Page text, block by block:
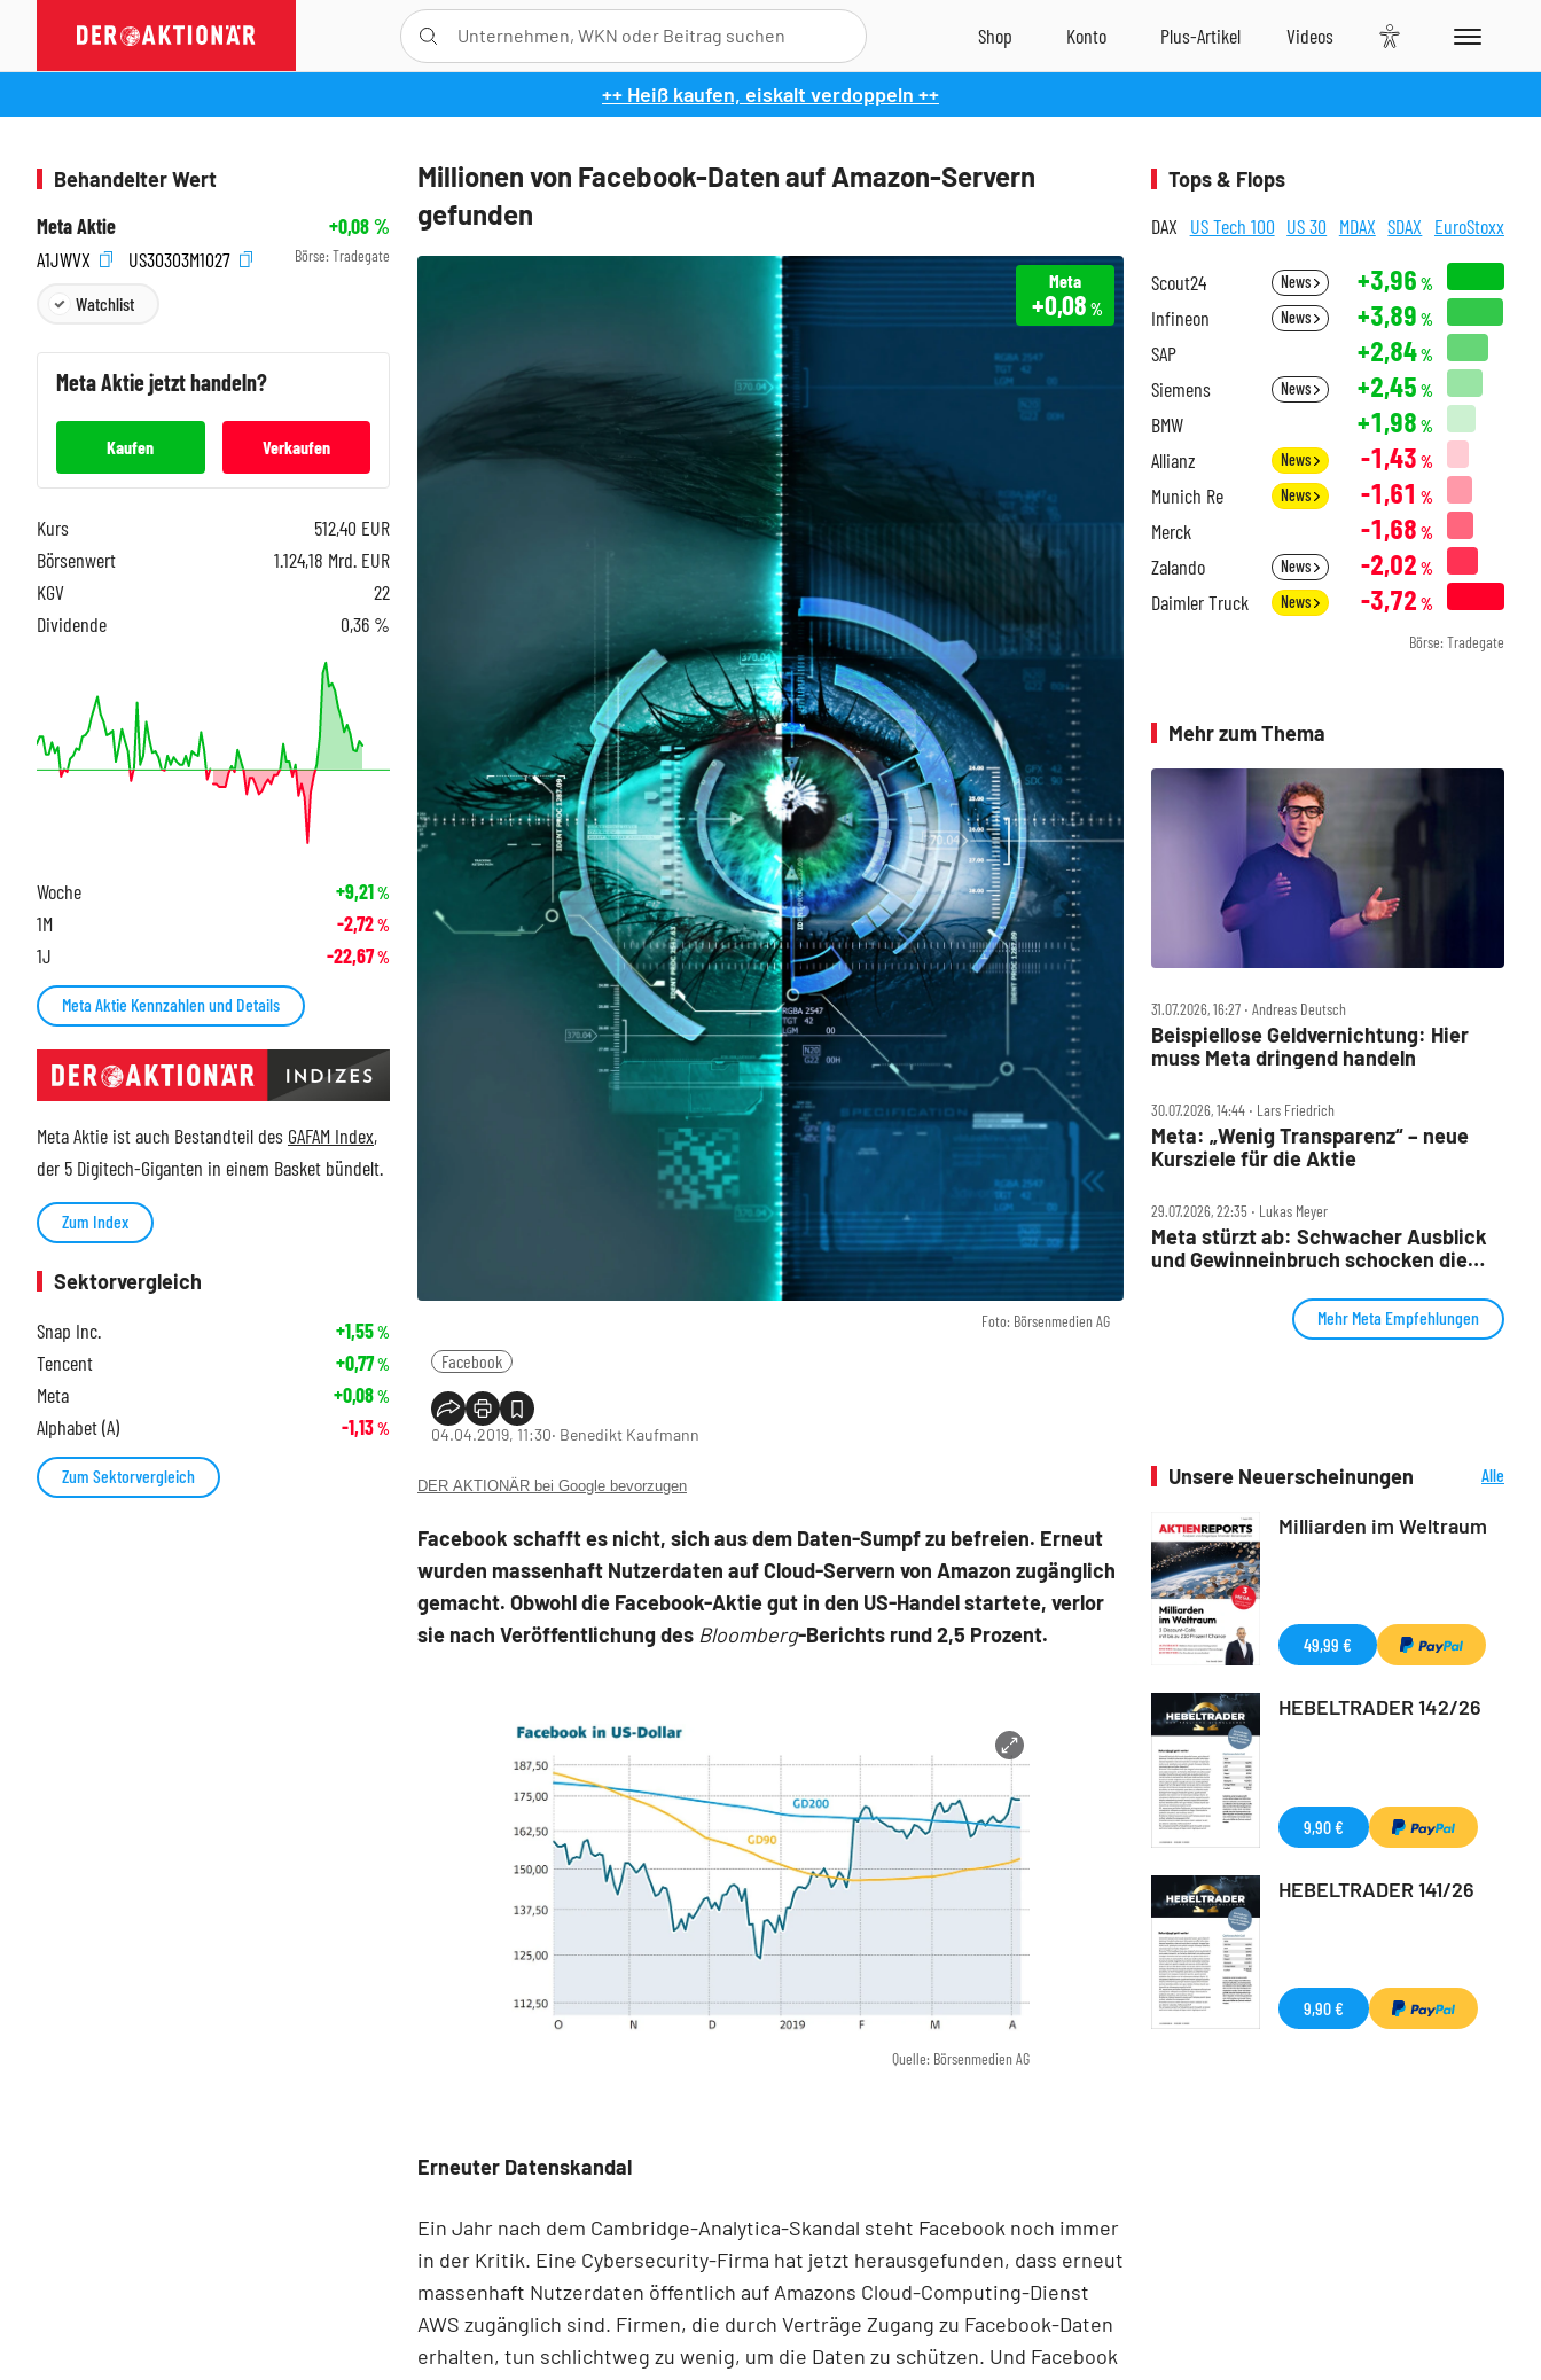
++ Heiß kaufen, eiskalt verdoppeln ++
Millionen von Facebook-Daten auf Amazon-Servern
gefunden
Foto: Börsenmedien AG
Meta
+0,08 %
Facebook
04.04.2019, 11:30‧ Benedikt Kaufmann
DER AKTIONÄR bei Google bevorzugen
Facebook schafft es nicht, sich aus dem Daten-Sumpf zu befreien. Erneut
wurden massenhaft Nutzerdaten auf Cloud-Servern von Amazon zugänglich
gemacht. Obwohl die Facebook-Aktie gut in den US-Handel startete, verlor
sie nach Veröffentlichung des Bloomberg-Berichts rund 2,5 Prozent.
Quelle: Börsenmedien AG
Erneuter Datenskandal
Ein Jahr nach dem Cambridge-Analytica-Skandal steht Facebook noch immer
in der Kritik. Eine Cybersecurity-Firma hat jetzt herausgefunden, dass erneut
massenhaft Nutzerdaten öffentlich auf Amazons Cloud-Computing-Dienst
AWS zugänglich sind. Firmen, die durch Verträge Zugang zu Facebook-Daten
erhalten, tun schlichtweg zu wenig, um die Daten zu schützen. Und Facebook
Behandelter Wert
Meta Aktie
+0,08%
A1JWVX
US30303M1027 Börse: Tradegate
Watchlist
MetaAktie jetzt handeln?
Kaufen Verkaufen
Kurs 512,40 EUR
Börsenwert
1.124,18 Mrd. EUR
KGV
22
Dividende
0,36 %
Woche +9,21%
1M -2,72%
1J -22,67%
Meta Aktie Kennzahlen und Details
Meta Aktie ist auch Bestandteil des GAFAM Index,
der 5 Digitech-Giganten in einem Basket bündelt.
Zum Index
Sektorvergleich
Snap Inc.
+1,55%
Tencent +0,77%
Meta +0,08%
Alphabet (A) -1,13%
Zum Sektorvergleich
Tops & Flops
DAX US Tech 100 US 30 MDAX SDAX EuroStoxx
Scout24 News +3,96 %
Infineon News +3,89 %
SAP +2,84%
Siemens News +2,45 %
BMW +1,98 %
Allianz News -1,43 %
Munich Re News -1,61 %
Merck -1,68 %
Zalando News -2,02 %
Daimler Truck News -3,72 %
Börse: Tradegate
Mehr zum Thema
31.07.2026, 16:27 ‧ Andreas Deutsch
Beispiellose Geldvernichtung: Hier
muss Meta dringend handeln
30.07.2026, 14:44 ‧ Lars Friedrich
Meta: „Wenig Transparenz“ – neue
Kursziele für die Aktie
29.07.2026, 22:35 ‧ Lukas Meyer
Meta stürzt ab: Schwacher Ausblick
und Gewinneinbruch schocken die
Mehr Meta Empfehlungen
Unsere Neuerscheinungen
Alle
Milliarden im Weltraum
49,99 €
HEBELTRADER 142/26
9,90 €
HEBELTRADER 141/26
9,90 €